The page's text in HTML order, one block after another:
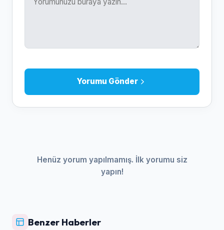
Yorumu Gönder
Henüz yorum yapılmamış. İlk yorumu siz
yapın!
Benzer Haberler